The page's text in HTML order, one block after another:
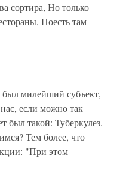
сортира, Но только
Поесть там
был милейший субъект,
если можно так
был такой: Туберкулез.
Тем более, что
"При этом